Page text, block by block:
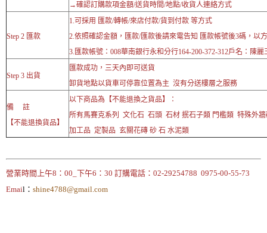
→確認訂購款項金額/送貨時間/地點/收貨人連絡方式
Step 2 匯款
1.可採用 匯款/轉帳/來店付款/貨到付款 等方式
2.依照確認金額，匯款/匯款後請來電告知 匯款帳號後3碼，以
3.匯款帳號：008華南銀行永和分行164-200-372-312戶名：陳麗
Step 3 出貨
匯款成功，三天內即可送貨
卸貨地點以貨車可停靠位置為主 沒有分送樓層之服務
備 註
【不能退換貨品】
以下商品為【不能退換之貨品】：
所有馬賽克系列 文化石 石頭 石材 抿石子類 門檻類 特殊外
加工品 定製品 玄關花磚 砂 石 水泥類
營業時間上午8：00_下午6：30 訂購電話：02-29254788 0975-00-55-73
Email： shine4788@gmail.com